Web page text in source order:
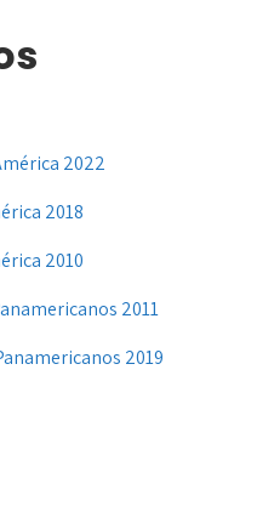
2022
2018
2010
2011
2019